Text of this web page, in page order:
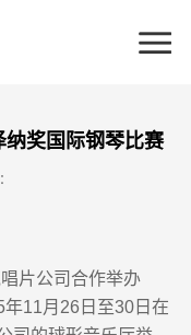
纳奖国际钢琴比赛
片公司合作举办
年11月 26 日至30 日在